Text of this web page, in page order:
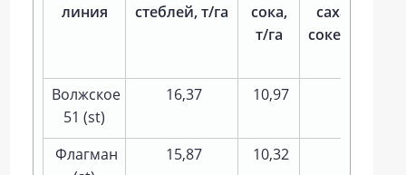
линия
стеблей, т/га
сока,
т/га
сахаров в
соке стебля,
Волжское
51 (st)
16,37 10,97
Флагман
15,87 10,32